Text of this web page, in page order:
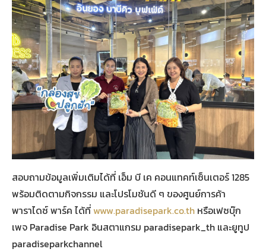
สอบถามข้อมูลเพิ่มเติมได้ที่ เอ็ม บี เค คอนแทคท์เซ็นเตอร์ 1285
พร้อมติดตามกิจกรรม และโปรโมชันดี ๆ ของศูนย์การค้า
พาราไดซ์ พาร์ค ได้ที่www.paradisepark.co.th หรือเฟซบุ๊ก
เพจ Paradise Park อินสตาแกรม paradisepark_th และยูทูป
paradiseparkchannel